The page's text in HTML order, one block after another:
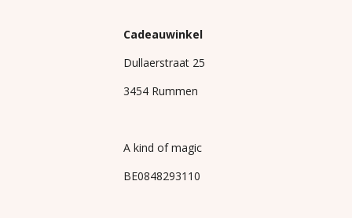
Cadeauwinkel
Dullaerstraat 25
3454 Rummen
A kind of magic
BE0848293110